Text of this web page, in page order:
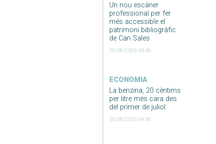
Un nou escàner
professional per fer
més accessible el
patrimoni bibliogràfic
de Can Sales
05/08/2026 04:46
ECONOMIA
La benzina, 20 cèntims
per litre més cara des
del primer de juliol
05/08/2026 04:36